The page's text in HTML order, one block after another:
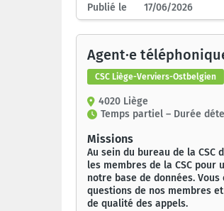
Publié le 17/06/2026
Agent·e
CSC Liège-Verviers-Ostbelgien
4020 Liège
Temps partiel – Durée
Missions
Au sein du bureau de la CSC
les membres de la CSC pour
notre base de données.
questions de nos membres
de qualité des appels.